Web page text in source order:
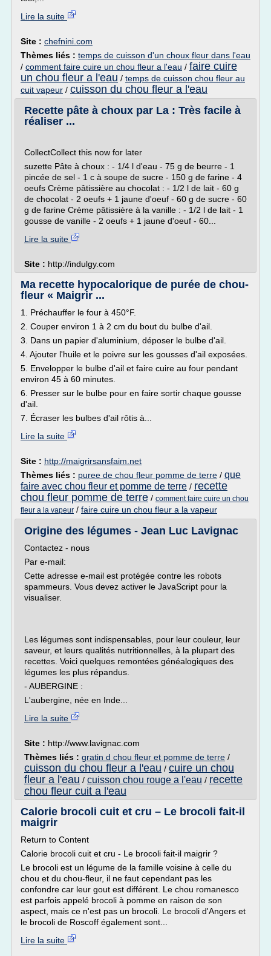
Lire la suite
Site : chefnini.com
Thèmes liés : temps de cuisson d'un choux fleur dans l'eau
/ comment faire cuire un chou fleur a l'eau / faire cuire
un chou fleur a l'eau / temps de cuisson chou fleur au
cuit vapeur / cuisson du chou fleur a l'eau
Recette pâte à choux par La : Très facile à
réaliser ...
CollectCollect this now for later
suzette Pâte à choux : - 1/4 l d'eau - 75 g de beurre - 1
pincée de sel - 1 c à soupe de sucre - 150 g de farine - 4
oeufs Crème pâtissière au chocolat : - 1/2 l de lait - 60 g
de chocolat - 2 oeufs + 1 jaune d'oeuf - 60 g de sucre - 60
g de farine Crème pâtissière à la vanille : - 1/2 l de lait - 1
gousse de vanille - 2 oeufs + 1 jaune d'oeuf - 60...
Lire la suite
Site : http://indulgy.com
Ma recette hypocalorique de purée de chou-
fleur « Maigrir ...
1. Préchauffer le four à 450°F.
2. Couper environ 1 à 2 cm du bout du bulbe d'ail.
3. Dans un papier d'aluminium, déposer le bulbe d'ail.
4. Ajouter l'huile et le poivre sur les gousses d'ail exposées.
5. Envelopper le bulbe d'ail et faire cuire au four pendant
environ 45 à 60 minutes.
6. Presser sur le bulbe pour en faire sortir chaque gousse
d'ail.
7. Écraser les bulbes d'ail rôtis à...
Lire la suite
Site : http://maigrirsansfaim.net
Thèmes liés : puree de chou fleur pomme de terre / que
faire avec chou fleur et pomme de terre / recette
chou fleur pomme de terre / comment faire cuire un chou
fleur a la vapeur / faire cuire un chou fleur a la vapeur
Origine des légumes - Jean Luc Lavignac
Contactez - nous
Par e-mail:
Cette adresse e-mail est protégée contre les robots
spammeurs. Vous devez activer le JavaScript pour la
visualiser.
Les légumes sont indispensables, pour leur couleur, leur
saveur, et leurs qualités nutritionnelles, à la plupart des
recettes. Voici quelques remontées généalogiques des
légumes les plus répandus.
- AUBERGINE :
L'aubergine, née en Inde...
Lire la suite
Site : http://www.lavignac.com
Thèmes liés : gratin d chou fleur et pomme de terre /
cuisson du chou fleur a l'eau / cuire un chou
fleur a l'eau / cuisson chou rouge a l'eau / recette
chou fleur cuit a l'eau
Calorie brocoli cuit et cru – Le brocoli fait-il
maigrir
Return to Content
Calorie brocoli cuit et cru - Le brocoli fait-il maigrir ?
Le brocoli est un légume de la famille voisine à celle du
chou et du chou-fleur, il ne faut cependant pas les
confondre car leur gout est différent. Le chou romanesco
est parfois appelé brocoli à pomme en raison de son
aspect, mais ce n'est pas un brocoli. Le brocoli d'Angers et
le brocoli de Roscoff également sont...
Lire la suite